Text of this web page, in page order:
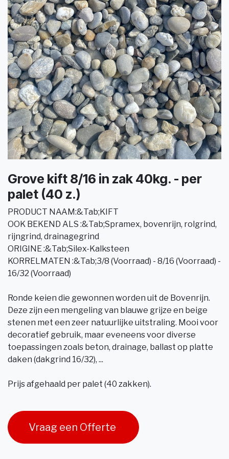
Grove kift 8/16 in zak 40kg. - per
palet (40 z.)
PRODUCT NAAM:&Tab;KIFT
OOK BEKEND ALS :&Tab;Spramex, bovenrijn, rolgrind,
rijngrind, drainagegrind
ORIGINE :&Tab;Silex-Kalksteen
KORRELMATEN :&Tab;3/8 (Voorraad) - 8/16 (Voorraad) -
16/32 (Voorraad)
Ronde keien die gewonnen worden uit de Bovenrijn.
Deze zijn een mengeling van blauwe grijze en beige
stenen met een zeer natuurlijke uitstraling. Mooi voor
decoratief gebruik, maar eveneens voor diverse
toepassingen zoals beton, drainage, ballast op platte
daken (dakgrind 16/32), ...
Prijs afgehaald per palet (40 zakken).
Vraag een Offerte